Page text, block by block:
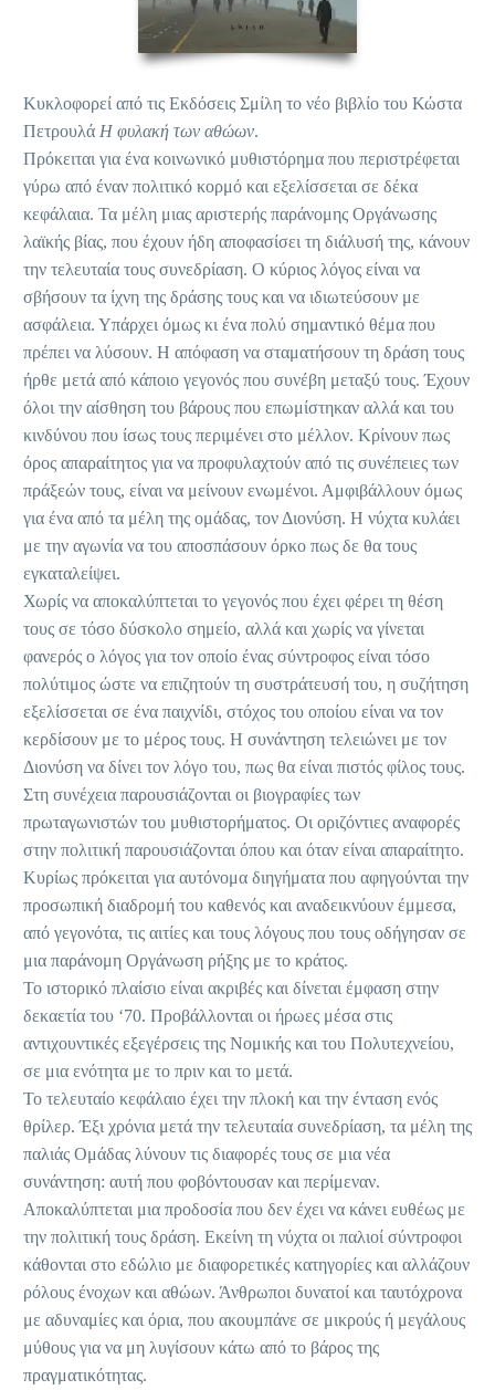
Κυκλοφορεί από τις Εκδόσεις Σμίλη το νέο βιβλίο του Κώστα
Πετρουλά Η φυλακή των αθώων.
Πρόκειται για ένα κοινωνικό μυθιστόρημα που περιστρέφεται
γύρω από έναν πολιτικό κορμό και εξελίσσεται σε δέκα
κεφάλαια. Τα μέλη μιας αριστερής παράνομης Οργάνωσης
λαϊκής βίας, που έχουν ήδη αποφασίσει τη διάλυσή της, κάνουν
την τελευταία τους συνεδρίαση. Ο κύριος λόγος είναι να
σβήσουν τα ίχνη της δράσης τους και να ιδιωτεύσουν με
ασφάλεια. Υπάρχει όμως κι ένα πολύ σημαντικό θέμα που
πρέπει να λύσουν. Η απόφαση να σταματήσουν τη δράση τους
ήρθε μετά από κάποιο γεγονός που συνέβη μεταξύ τους. Έχουν
όλοι την αίσθηση του βάρους που επωμίστηκαν αλλά και του
κινδύνου που ίσως τους περιμένει στο μέλλον. Κρίνουν πως
όρος απαραίτητος για να προφυλαχτούν από τις συνέπειες των
πράξεών τους, είναι να μείνουν ενωμένοι. Αμφιβάλλουν όμως
για ένα από τα μέλη της ομάδας, τον Διονύση. Η νύχτα κυλάει
με την αγωνία να του αποσπάσουν όρκο πως δε θα τους
εγκαταλείψει.
Χωρίς να αποκαλύπτεται το γεγονός που έχει φέρει τη θέση
τους σε τόσο δύσκολο σημείο, αλλά και χωρίς να γίνεται
φανερός ο λόγος για τον οποίο ένας σύντροφος είναι τόσο
πολύτιμος ώστε να επιζητούν τη συστράτευσή του, η συζήτηση
εξελίσσεται σε ένα παιχνίδι, στόχος του οποίου είναι να τον
κερδίσουν με το μέρος τους. Η συνάντηση τελειώνει με τον
Διονύση να δίνει τον λόγο του, πως θα είναι πιστός φίλος τους.
Στη συνέχεια παρουσιάζονται οι βιογραφίες των
πρωταγωνιστών του μυθιστορήματος. Οι οριζόντιες αναφορές
στην πολιτική παρουσιάζονται όπου και όταν είναι απαραίτητο.
Κυρίως πρόκειται για αυτόνομα διηγήματα που αφηγούνται την
προσωπική διαδρομή του καθενός και αναδεικνύουν έμμεσα,
από γεγονότα, τις αιτίες και τους λόγους που τους οδήγησαν σε
μια παράνομη Οργάνωση ρήξης με το κράτος.
Το ιστορικό πλαίσιο είναι ακριβές και δίνεται έμφαση στην
δεκαετία του ‘70. Προβάλλονται οι ήρωες μέσα στις
αντιχουντικές εξεγέρσεις της Νομικής και του Πολυτεχνείου,
σε μια ενότητα με το πριν και το μετά.
Το τελευταίο κεφάλαιο έχει την πλοκή και την ένταση ενός
θρίλερ. Έξι χρόνια μετά την τελευταία συνεδρίαση, τα μέλη της
παλιάς Ομάδας λύνουν τις διαφορές τους σε μια νέα
συνάντηση: αυτή που φοβόντουσαν και περίμεναν.
Αποκαλύπτεται μια προδοσία που δεν έχει να κάνει ευθέως με
την πολιτική τους δράση. Εκείνη τη νύχτα οι παλιοί σύντροφοι
κάθονται στο εδώλιο με διαφορετικές κατηγορίες και αλλάζουν
ρόλους ένοχων και αθώων. Άνθρωποι δυνατοί και ταυτόχρονα
με αδυναμίες και όρια, που ακουμπάνε σε μικρούς ή μεγάλους
μύθους για να μη λυγίσουν κάτω από το βάρος της
πραγματικότητας.